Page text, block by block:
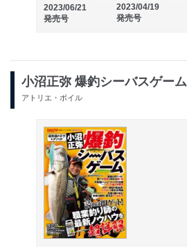
2023/06/21
発売号
2023/04/19
発売号
小沼正弥 爆釣シーバスゲーム
アトリエ・ボイル